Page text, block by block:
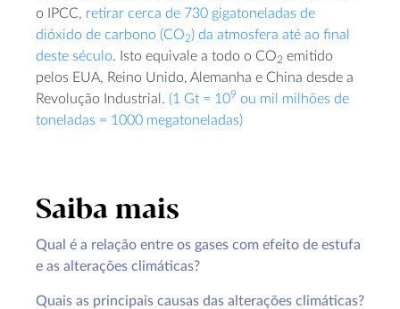
o IPCC, retirar cerca de 730 gigatoneladas de
dióxido de carbono (CO2) da atmosfera até ao final
deste século. Isto equivale a todo o CO2 emitido
pelos EUA, Reino Unido, Alemanha e China desde a
Revolução Industrial. (1 Gt = 109 ou mil milhões de
toneladas = 1000 megatoneladas)
Saiba mais
Qual é a relação entre os gases com efeito de estufa
e as alterações climáticas?
Quais as principais causas das alterações climáticas?